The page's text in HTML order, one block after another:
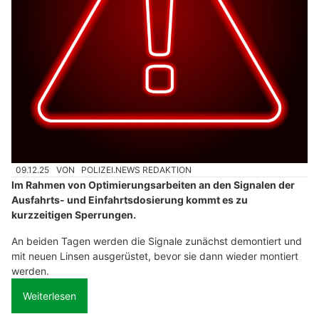
09.12.25 VON POLIZEI.NEWS REDAKTION
Im Rahmen von Optimierungsarbeiten an den Signalen der
Ausfahrts- und Einfahrtsdosierung kommt es zu
kurzzeitigen Sperrungen.
An beiden Tagen werden die Signale zunächst demontiert und
mit neuen Linsen ausgerüstet, bevor sie dann wieder montiert
werden.
Weiterlesen